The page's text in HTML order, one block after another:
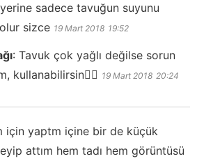
sadece tavuğun suyunu
sizce 19 Mart 2018 19:52
: Tavuk çok yağlı değilse sorun
kullanabilirsin👍🏻 19 Mart 2018 20:24
için yaptm içine bir de küçük
attım hem tadı hem görüntüsü